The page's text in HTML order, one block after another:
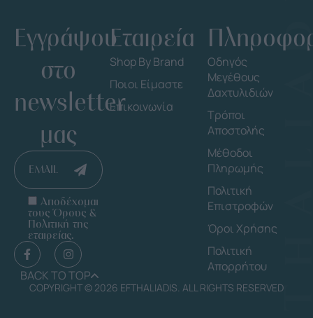
Εγγράψου
στο
newsletter
μας
EMAIL
Αποδέχομαι
τους Όρους &
Πολιτική της
εταιρείας.
BACK TO TOP
Εταιρεία
Shop By Brand
Ποιοι Είμαστε
Επικοινωνία
Οδηγός
Μεγέθους
Δαχτυλιδιών
Τρόποι
Αποστολής
Μέθοδοι
Πληρωμής
Πολιτική
Επιστροφών
Όροι Χρήσης
Πολιτική
Απορρήτου
COPYRIGHT © 2026 EFTHALIADIS. ALL RIGHTS RESERVED